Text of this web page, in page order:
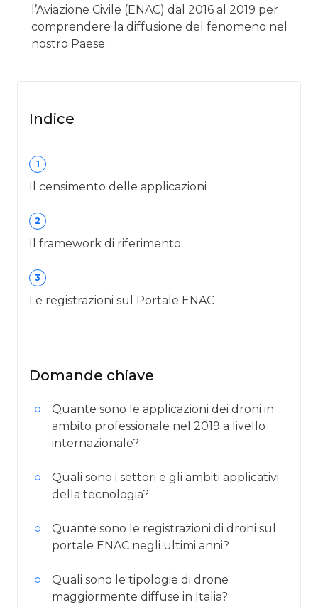
l’Aviazione Civile (ENAC) dal 2016 al 2019 per
comprendere la diffusione del fenomeno nel
nostro Paese.
Indice
1
Il censimento delle applicazioni
2
Il framework di riferimento
3
Le registrazioni sul Portale ENAC
Domande chiave
Quante sono le applicazioni dei droni in
ambito professionale nel 2019 a livello
internazionale?
Quali sono i settori e gli ambiti applicativi
della tecnologia?
Quante sono le registrazioni di droni sul
portale ENAC negli ultimi anni?
Quali sono le tipologie di drone
maggiormente diffuse in Italia?